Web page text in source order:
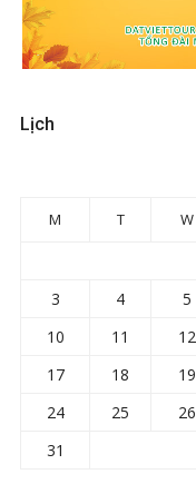
Lịch
M T W
3
4 5
10
11 12
17
18 19
24
25 26
31